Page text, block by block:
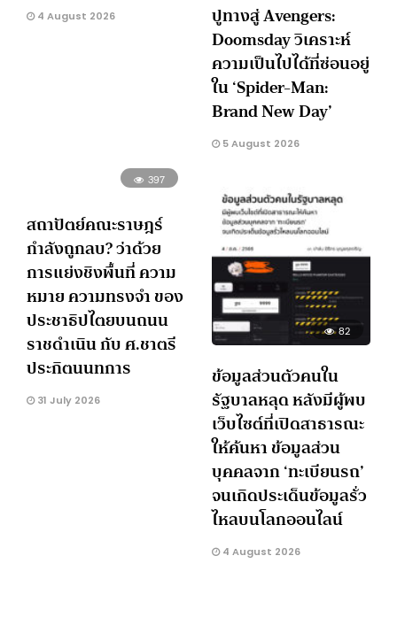
4 August 2026
ปูทางสู่ Avengers:
Doomsday วิเคราะห์
ความเป็นไปได้ที่ซ่อนอยู่
ใน ‘Spider-Man:
Brand New Day’
5 August 2026
397
สถาปัตย์คณะราษฎร์
กำลังถูกลบ? ว่าด้วย
การแย่งชิงพื้นที่ ความ
หมาย ความทรงจำ ของ
ประชาธิปไตยบนถนน
ราชดำเนิน กับ ศ.ชาตรี
ประกิตนนทการ
31 July 2026
82
ข้อมูลส่วนตัวคนใน
รัฐบาลหลุด หลังมีผู้พบ
เว็บไซต์ที่เปิดสาธารณะ
ให้ค้นหา ข้อมูลส่วน
บุคคลจาก ‘ทะเบียนรถ’
จนเกิดประเด็นข้อมูลรั่ว
ไหลบนโลกออนไลน์
4 August 2026